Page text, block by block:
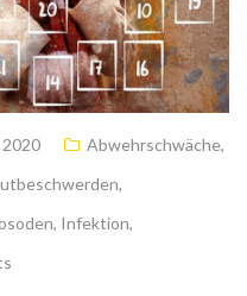
2020 Abwehrschwäche,
,
, Infektion,